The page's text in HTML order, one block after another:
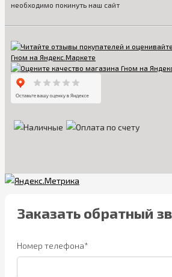
необходимо покинуть наш сайт
Заказать обратный
Номер телефона*